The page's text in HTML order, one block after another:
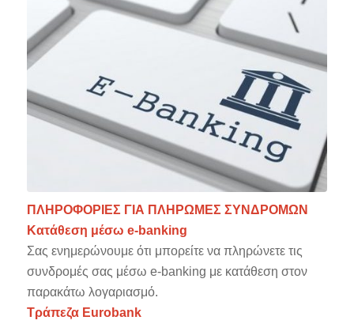
ΠΛΗΡΟΦΟΡΙΕΣ ΓΙΑ ΠΛΗΡΩΜΕΣ ΣΥΝΔΡΟΜΩΝ
Κατάθεση μέσω e-banking
Σας ενημερώνουμε ότι μπορείτε να πληρώνετε τις
συνδρομές σας μέσω e-banking με κατάθεση στον
παρακάτω λογαριασμό.
Τράπεζα Eurobank